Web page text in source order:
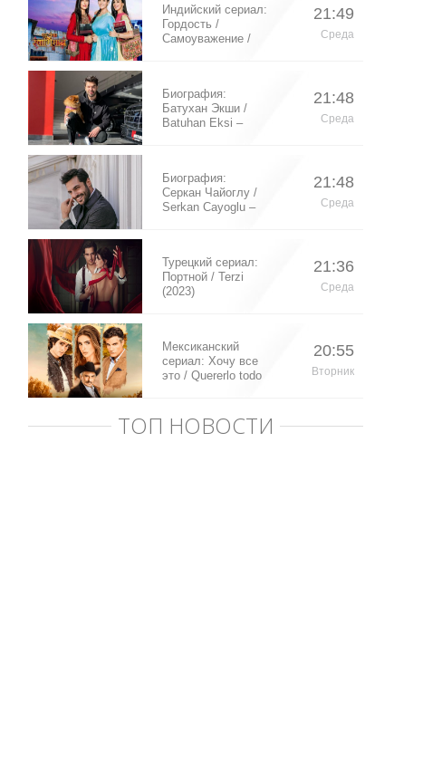
Индийский сериал:
Гордость /
Самоуважение /
21:49
Среда
Биография:
Батухан Экши /
Batuhan Eksi –
21:48
Среда
Биография:
Серкан Чайоглу /
Serkan Cayoglu –
21:48
Среда
Турецкий сериал:
Портной / Terzi
(2023)
21:36
Среда
Мексиканский
сериал: Хочу все
это / Quererlo todo
20:55
Вторник
ТОП НОВОСТИ